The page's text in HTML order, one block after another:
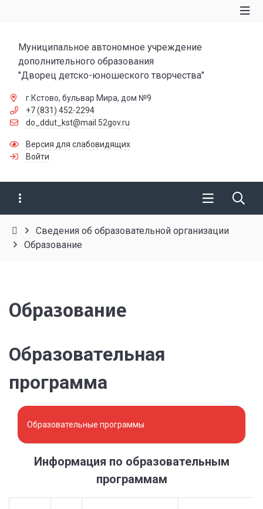
Муниципальное автономное учреждение
дополнительного образования
"Дворец детско-юношеского творчества"
г.Кстово, бульвар Мира, дом №9
+7 (831) 452-2294
do_ddut_kst@mail.52gov.ru
Версия для слабовидящих
Войти
Сведения об образовательной организации
Образование
Образование
Образовательная
программа
Образовательные программы
Информация по образовательным
программам